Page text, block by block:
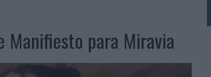
EN EL ORIGEN BARCELONÉS
DE MARCA EN IBIZA
Manifiesto para Miravia